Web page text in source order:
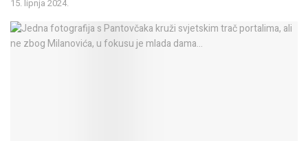
15. lipnja 2024.